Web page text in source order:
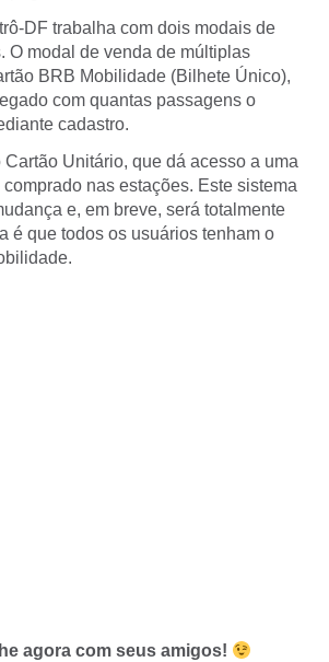
DF trabalha com dois modais de
O modal de venda de múltiplas
BRB Mobilidade (Bilhete Único),
com quantas passagens o
cadastro.
Cartão Unitário, que dá acesso a uma
nas estações. Este sistema
e, em breve, será totalmente
é que todos os usuários tenham o
agora com seus amigos!